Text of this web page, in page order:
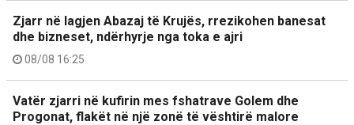
Zjarr në lagjen Abazaj të Krujës, rrezikohen banesat
dhe bizneset, ndërhyrje nga toka e ajri
08/08 16:25
Vatër zjarri në kufirin mes fshatrave Golem dhe
Progonat, flakët në një zonë të vështirë malore